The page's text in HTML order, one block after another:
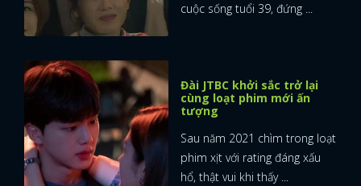
cuộc sống tuổi 39, đứng ...
Đài JTBC khởi sắc trở lại
cùng loạt phim mới ấn
tượng
Sau năm 2021 chìm trong loạt
phim xịt với rating đáng xấu
hổ, thật vui khi thấy ...